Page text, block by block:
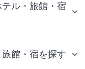
ル・旅館・宿
館・宿を探す